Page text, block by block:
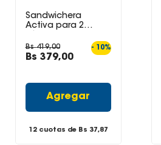
Sandwichera
Activa para 2
Bs 419,00
Bs 379,00
- 10%
Agregar
12 cuotas de Bs 37,87